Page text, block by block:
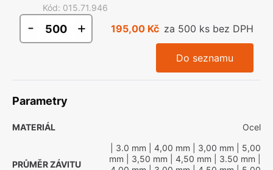
Kód: 015.71.946
- + 195,00 Kč za 500 ks bez DPH
Do seznamu
Parametry
MATERIÁL Ocel
PRŮMĚR ZÁVITU
| 3.0 mm | 4,00 mm | 3,00 mm | 5,00
mm | 3,50 mm | 4,50 mm | 3.50 mm